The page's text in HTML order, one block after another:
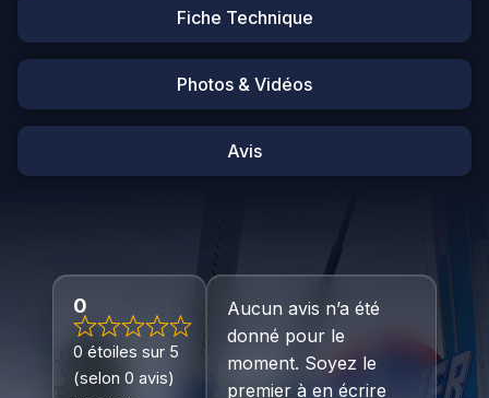
Fiche Technique
Photos & Vidéos
Avis
0
0 étoiles sur 5
(selon 0 avis)
Aucun avis n’a été
donné pour le
moment. Soyez le
premier à en écrire